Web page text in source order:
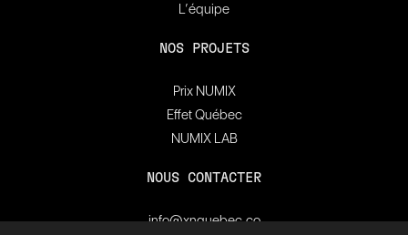
L’équipe
NOS PROJETS
Prix NUMIX
Effet Québec
NUMIX LAB
NOUS CONTACTER
info@xnquebec.co